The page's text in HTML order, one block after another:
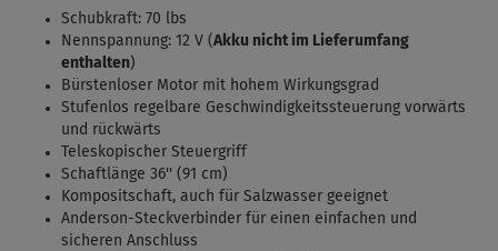
Schubkraft: 70 lbs
Nennspannung: 12 V (Akku nicht im Lieferumfang
enthalten)
Bürstenloser Motor mit hohem Wirkungsgrad
Stufenlos regelbare Geschwindigkeitssteuerung vorwärts
und rückwärts
Teleskopischer Steuergriff
Schaftlänge 36'' (91 cm)
Kompositschaft, auch für Salzwasser geeignet
Anderson-Steckverbinder für einen einfachen und
sicheren Anschluss